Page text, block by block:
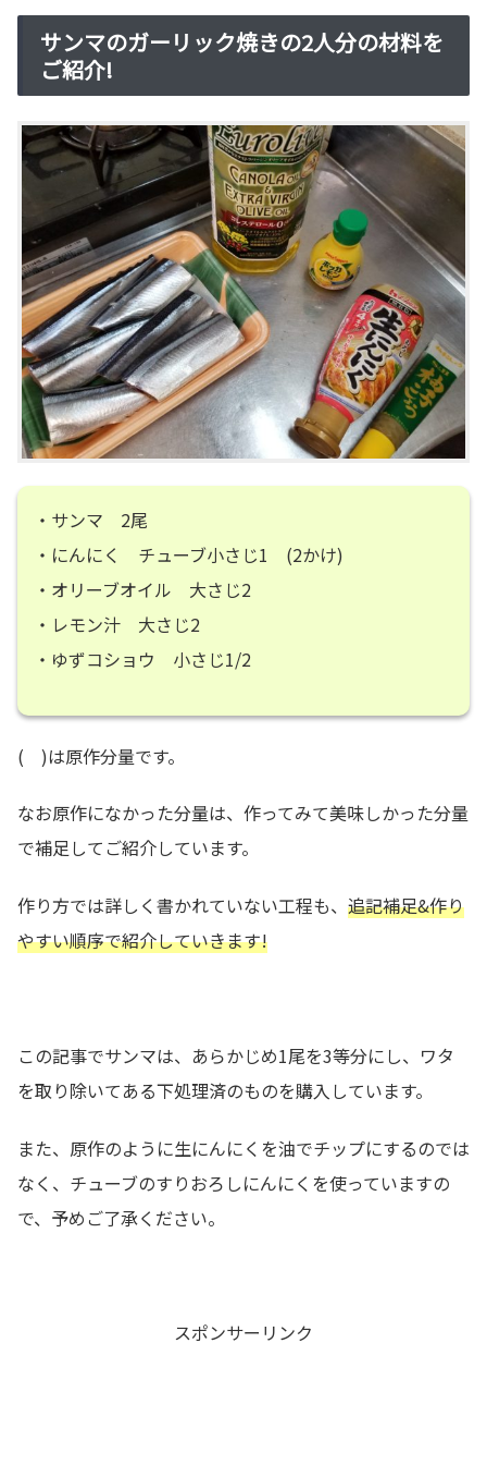
サンマのガーリック焼きの2人分の材料を
ご紹介!
・サンマ 2尾
・にんにく チューブ小さじ1 (2かけ)
・オリーブオイル 大さじ2
・レモン汁 大さじ2
・ゆずコショウ 小さじ1/2
( )は原作分量です。
なお原作になかった分量は、作ってみて美味しかった分量
で補足してご紹介しています。
作り方では詳しく書かれていない工程も、 追記補足&作り
やすい順序で紹介していきます!
この記事でサンマは、あらかじめ1尾を3等分にし、ワタ
を取り除いてある下処理済のものを購入しています。
また、原作のように生にんにくを油でチップにするのでは
なく、チューブのすりおろしにんにくを使っていますの
で、予めご了承ください。
スポンサーリンク